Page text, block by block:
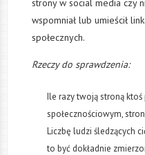
strony w social media czy
wspomniał lub umieścił
społecznych.
Rzeczy do sprawdzenia:
Ile razy twoją stroną
społecznościowym,
Liczbę ludzi śledzących
to być dokładnie